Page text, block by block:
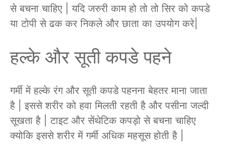
से बचना चाहिए | यदि जरुरी काम हो तो तो सिर को कपडे
या टोपी से ढक कर निकले और छाता का उपयोग करे|
हल्के और सूती कपडे पहने
गर्मी में हल्के रंग और सूती कपडे पहनना बेहतर माना जाता
है | इससे शरीर को हवा मिलती रहती है और पसीना जल्दी
सूखता है | टाइट और सेंथेटिक कपड़ो से बचना चाहिए
क्योकि इससे शरीर में गर्मी अधिक महसूस होती है |